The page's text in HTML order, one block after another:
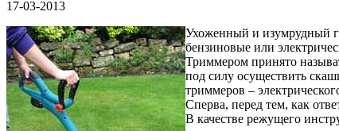
17-03-2013
Ухоженный и изумрудный
бензиновые или
Триммером принято
под силу осуществить
триммеров –
Сперва, перед тем, как
В качестве режущего